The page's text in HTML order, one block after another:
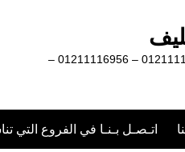
التعبئة و التغليف 01211116954 – 01211116956 –
اتـصـل بـنـا في الفروع التي